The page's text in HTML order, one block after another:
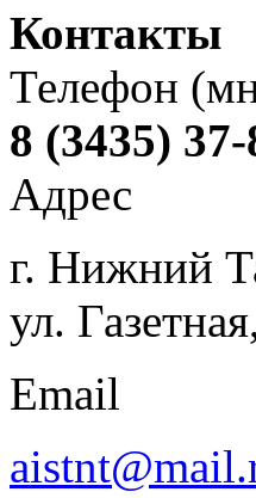
Контакты
Телефон
8 (3435)
Адрес
г. Нижний
ул.
Email